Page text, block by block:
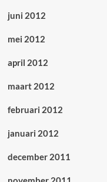
juni 2012
mei 2012
april 2012
maart 2012
februari 2012
januari 2012
december 2011